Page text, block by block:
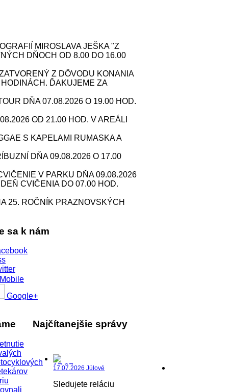
MIROSLAVA JEŠKA "Z
DŇOCH OD 8.00 DO 16.00
Z DÔVODU KONANIA
ĎAKUJEME ZA
DŇA 07.08.2026 O 19.00 HOD.
OD 21.00 HOD. V AREÁLI
S KAPELAMI RUMASKA A
DŇA 09.08.2026 O 17.00
V PARKU DŇA 09.08.2026
CVIČENIA DO 07.00 HOD.
25. ROČNÍK PRAZNOVSKÝCH
sa k nám
Mobile
Google+
Najčítanejšie správy
17.07.2026 Júlové
Sledujete reláciu